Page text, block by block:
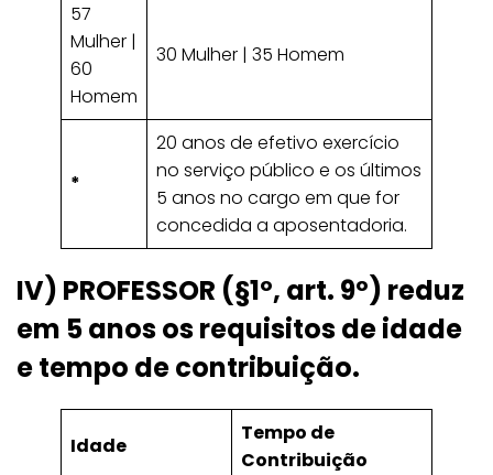
57
Mulher |
60
Homem
30 Mulher | 35 Homem
*
20 anos de efetivo exercício
no serviço público e os últimos
5 anos no cargo em que for
concedida a aposentadoria.
IV) PROFESSOR (§1º, art. 9º) reduz
em 5 anos os requisitos de idade
e tempo de contribuição.
Idade
Tempo de
Contribuição